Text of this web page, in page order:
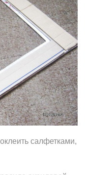
салфетками,